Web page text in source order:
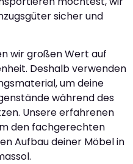
sicher und
wir großen Wert auf
Deshalb verwenden
um deine
während des
Unsere erfahrenen
den fachgerechten
Aufbau deiner Möbel in